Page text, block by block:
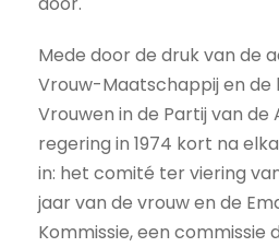
Mede door de druk van de
Vrouw-Maatschappij en de
Vrouwen in de Partij van de
regering in 1974 kort na
in: het comité ter viering
jaar van de vrouw en de
Kommissie, een commissie